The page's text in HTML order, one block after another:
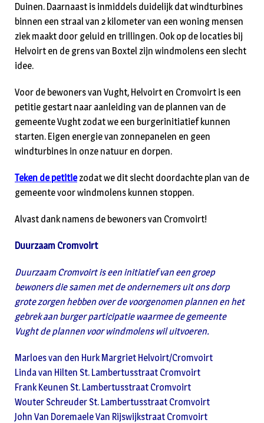
Duinen. Daarnaast is inmiddels duidelijk dat windturbines
binnen een straal van 2 kilometer van een woning mensen
ziek maakt door geluid en trillingen. Ook op de locaties bij
Helvoirt en de grens van Boxtel zijn windmolens een slecht
idee.
Voor de bewoners van Vught, Helvoirt en Cromvoirt is een
petitie gestart naar aanleiding van de plannen van de
gemeente Vught zodat we een burgerinitiatief kunnen
starten. Eigen energie van zonnepanelen en geen
windturbines in onze natuur en dorpen.
Teken de petitiezodat we dit slecht doordachte plan van de
gemeente voor windmolens kunnen stoppen.
Alvast dank namens de bewoners van Cromvoirt!
Duurzaam Cromvoirt
Duurzaam Cromvoirt is een initiatief van een groep
bewoners die samen met de ondernemers uit ons dorp
grote zorgen hebben over de voorgenomen plannen en het
gebrek aan burger participatie waarmee de gemeente
Vught de plannen voor windmolens wil uitvoeren.
Marloes van den Hurk Margriet Helvoirt/Cromvoirt
Linda van Hilten St. Lambertusstraat Cromvoirt
Frank Keunen St. Lambertusstraat Cromvoirt
Wouter Schreuder St. Lambertusstraat Cromvoirt
John Van Doremaele Van Rijswijkstraat Cromvoirt